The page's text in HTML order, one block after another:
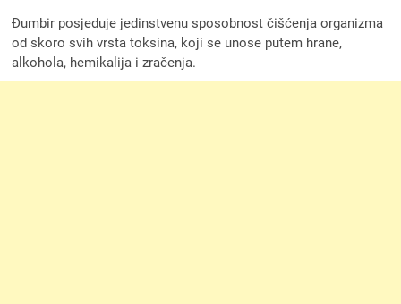
Đumbir posjeduje jedinstvenu sposobnost čišćenja organizma
od skoro svih vrsta toksina, koji se unose putem hrane,
alkohola, hemikalija i zračenja.